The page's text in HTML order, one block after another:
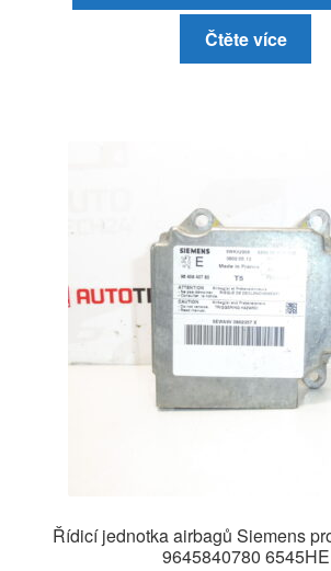
Čtěte více
Řídicí jednotka airbagů Siemens
9645840780 6545HE